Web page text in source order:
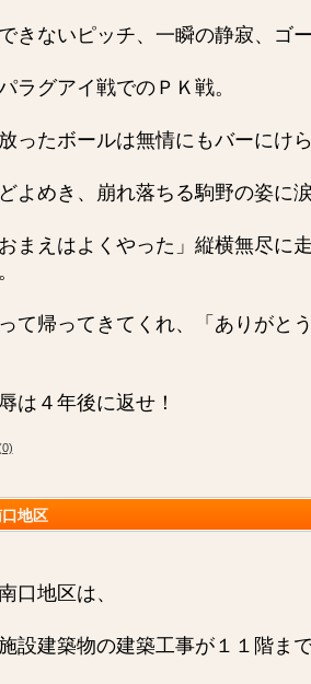
きないピッチ、一瞬の静寂、ゴ
ラグアイ戦でのＰＫ戦。
ったボールは無情にもバーにけ
よめき、崩れ落ちる駒野の姿に
まえはよくやった」縦横無尽に
て帰ってきてくれ、「ありがと
は４年後に返せ！
地区
口地区は、
設建築物の建築工事が１１階ま